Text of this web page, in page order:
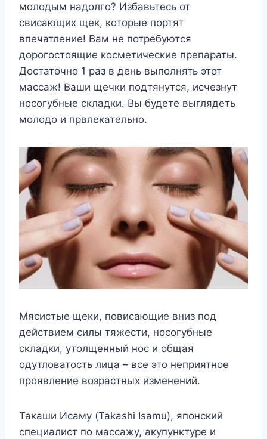
молодым надолго? Избавьтесь от
свисающих щек, которые портят
впечатление! Вам не потребуются
дорогостоящие косметические препараты.
Достаточно 1 раз в день выполнять этот
массаж! Ваши щечки подтянутся, исчезнут
носогубные складки. Вы будете выглядеть
молодо и првлекательно.
Мясистые щеки, повисающие вниз под
действием силы тяжести, носогубные
складки, утолщенный нос и общая
одутловатость лица – все это неприятное
проявление возрастных изменений.
Такаши Исаму (Takashi Isamu), японский
специалист по массажу, акупунктуре и